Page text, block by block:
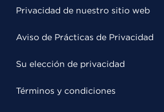
Privacidad de nuestro sitio web
Aviso de Prácticas de Privacidad
Su elección de privacidad
Términos y condiciones